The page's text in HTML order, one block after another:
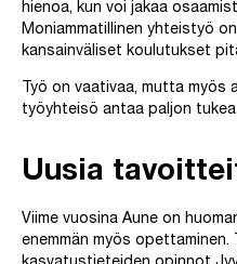
hienoa, kun voi jakaa
Moniammatillinen yhteistyö
kansainväliset koulutukset
Työ on vaativaa, mutta myös
työyhteisö antaa paljon
Uusia
Viime vuosina Aune on
enemmän myös